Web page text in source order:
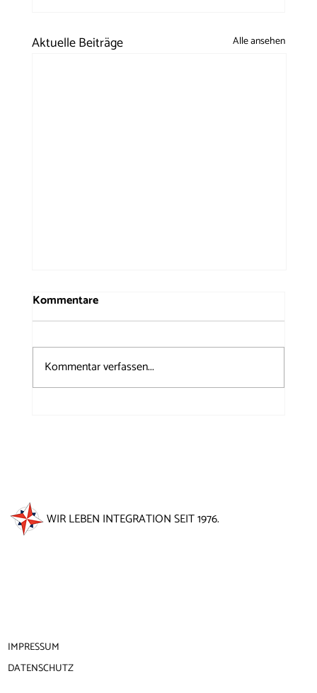
Aktuelle Beiträge Alle ansehen
Kommentare
Kommentar verfassen...
WIR LEBEN INTEGRATION SEIT 1976.
DATENSCHUTZ
IMPRESSUM